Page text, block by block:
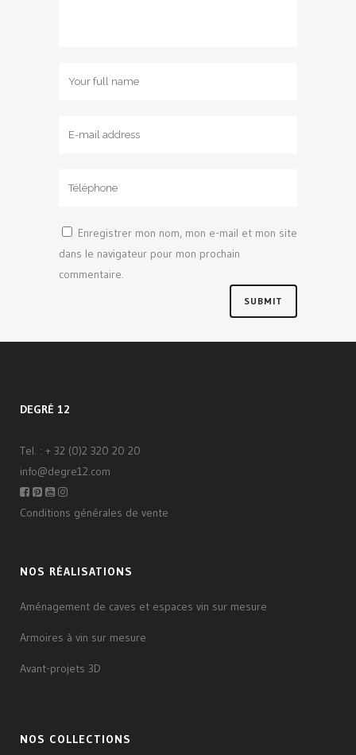
Enregistrer mon nom, mon e-mail et mon site
dans le navigateur pour mon prochain
commentaire.
DEGRÉ 12
Tel. : + 32 (0)2 320 20 20
info@degre12.com
Conditions générales de vente
NOS RÉALISATIONS
Aménagement de caves et espaces vin sur mesure
Armoires à vin sur mesure
Avant-projets 3D
NOS COLLECTIONS